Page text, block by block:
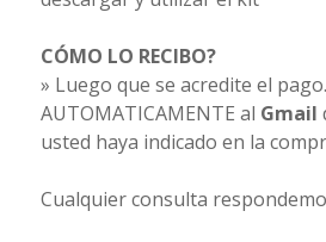
CÓMO LO RECIBO?
» Luego que se acredite el
AUTOMATICAMENTE al Gmail
usted haya indicado en la
Cualquier consulta